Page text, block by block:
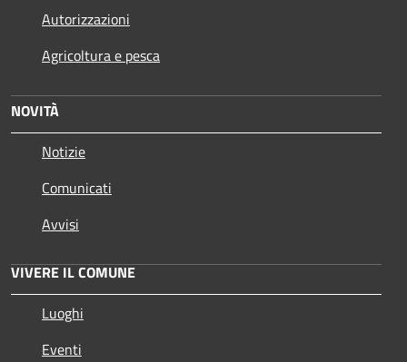
Autorizzazioni
Agricoltura e pesca
NOVITÀ
Notizie
Comunicati
Avvisi
VIVERE IL COMUNE
Luoghi
Eventi